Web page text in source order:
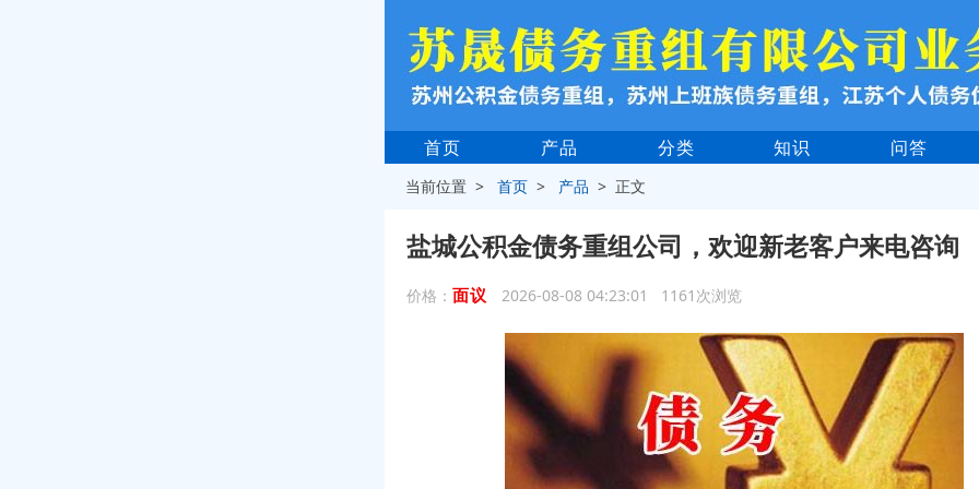
首页 产品 分类 知识 问答
当前位置 >首页 > 产品 > 正文
盐城公积金债务重组公司，欢迎新老客户来电咨询
价格： 面议 2026-08-08 04:23:01 1161次浏览